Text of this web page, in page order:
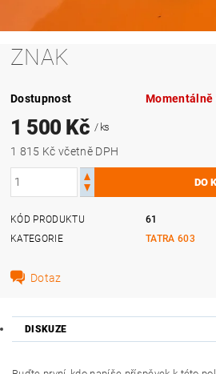
ZNAK
Dostupnost Momentálně
1 500 Kč / ks
1 815 Kč včetně DPH
KÓD PRODUKTU
61
KATEGORIE
TATRA 603
Dotaz
DISKUZE